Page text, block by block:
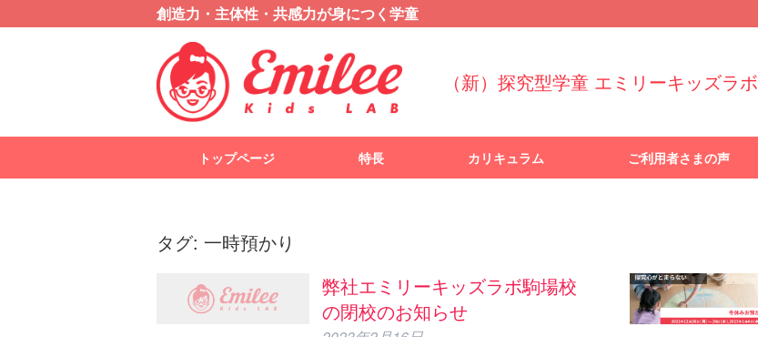
創造力・主体性・共感力が身につく学童
（新）探究型学童 エミリーキッズラボ
トップページ 特長 カリキュラム ご利用者さまの声
タグ: 一時預かり
弊社エミリーキッズラボ駒場校
の閉校のお知らせ